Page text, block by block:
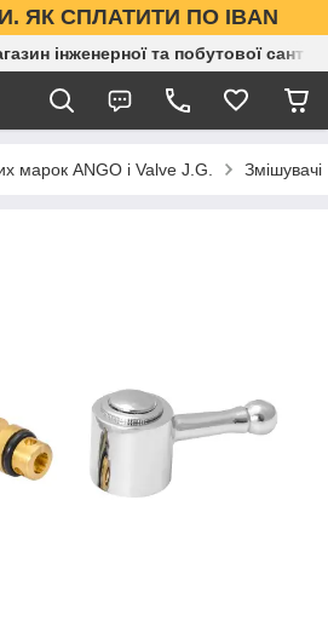
ЯК СПЛАТИТИ ПО IBAN
інженерної та побутової
марок ANGO і Valve J.G. Змішувачі